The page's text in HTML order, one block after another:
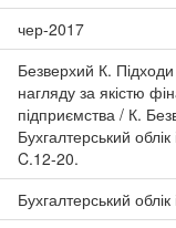
чер-2017
Безверхий К.
нагляду за якістю
підприємства / К.
Бухгалтерський
C.12-20.
Бухгалтерський облік